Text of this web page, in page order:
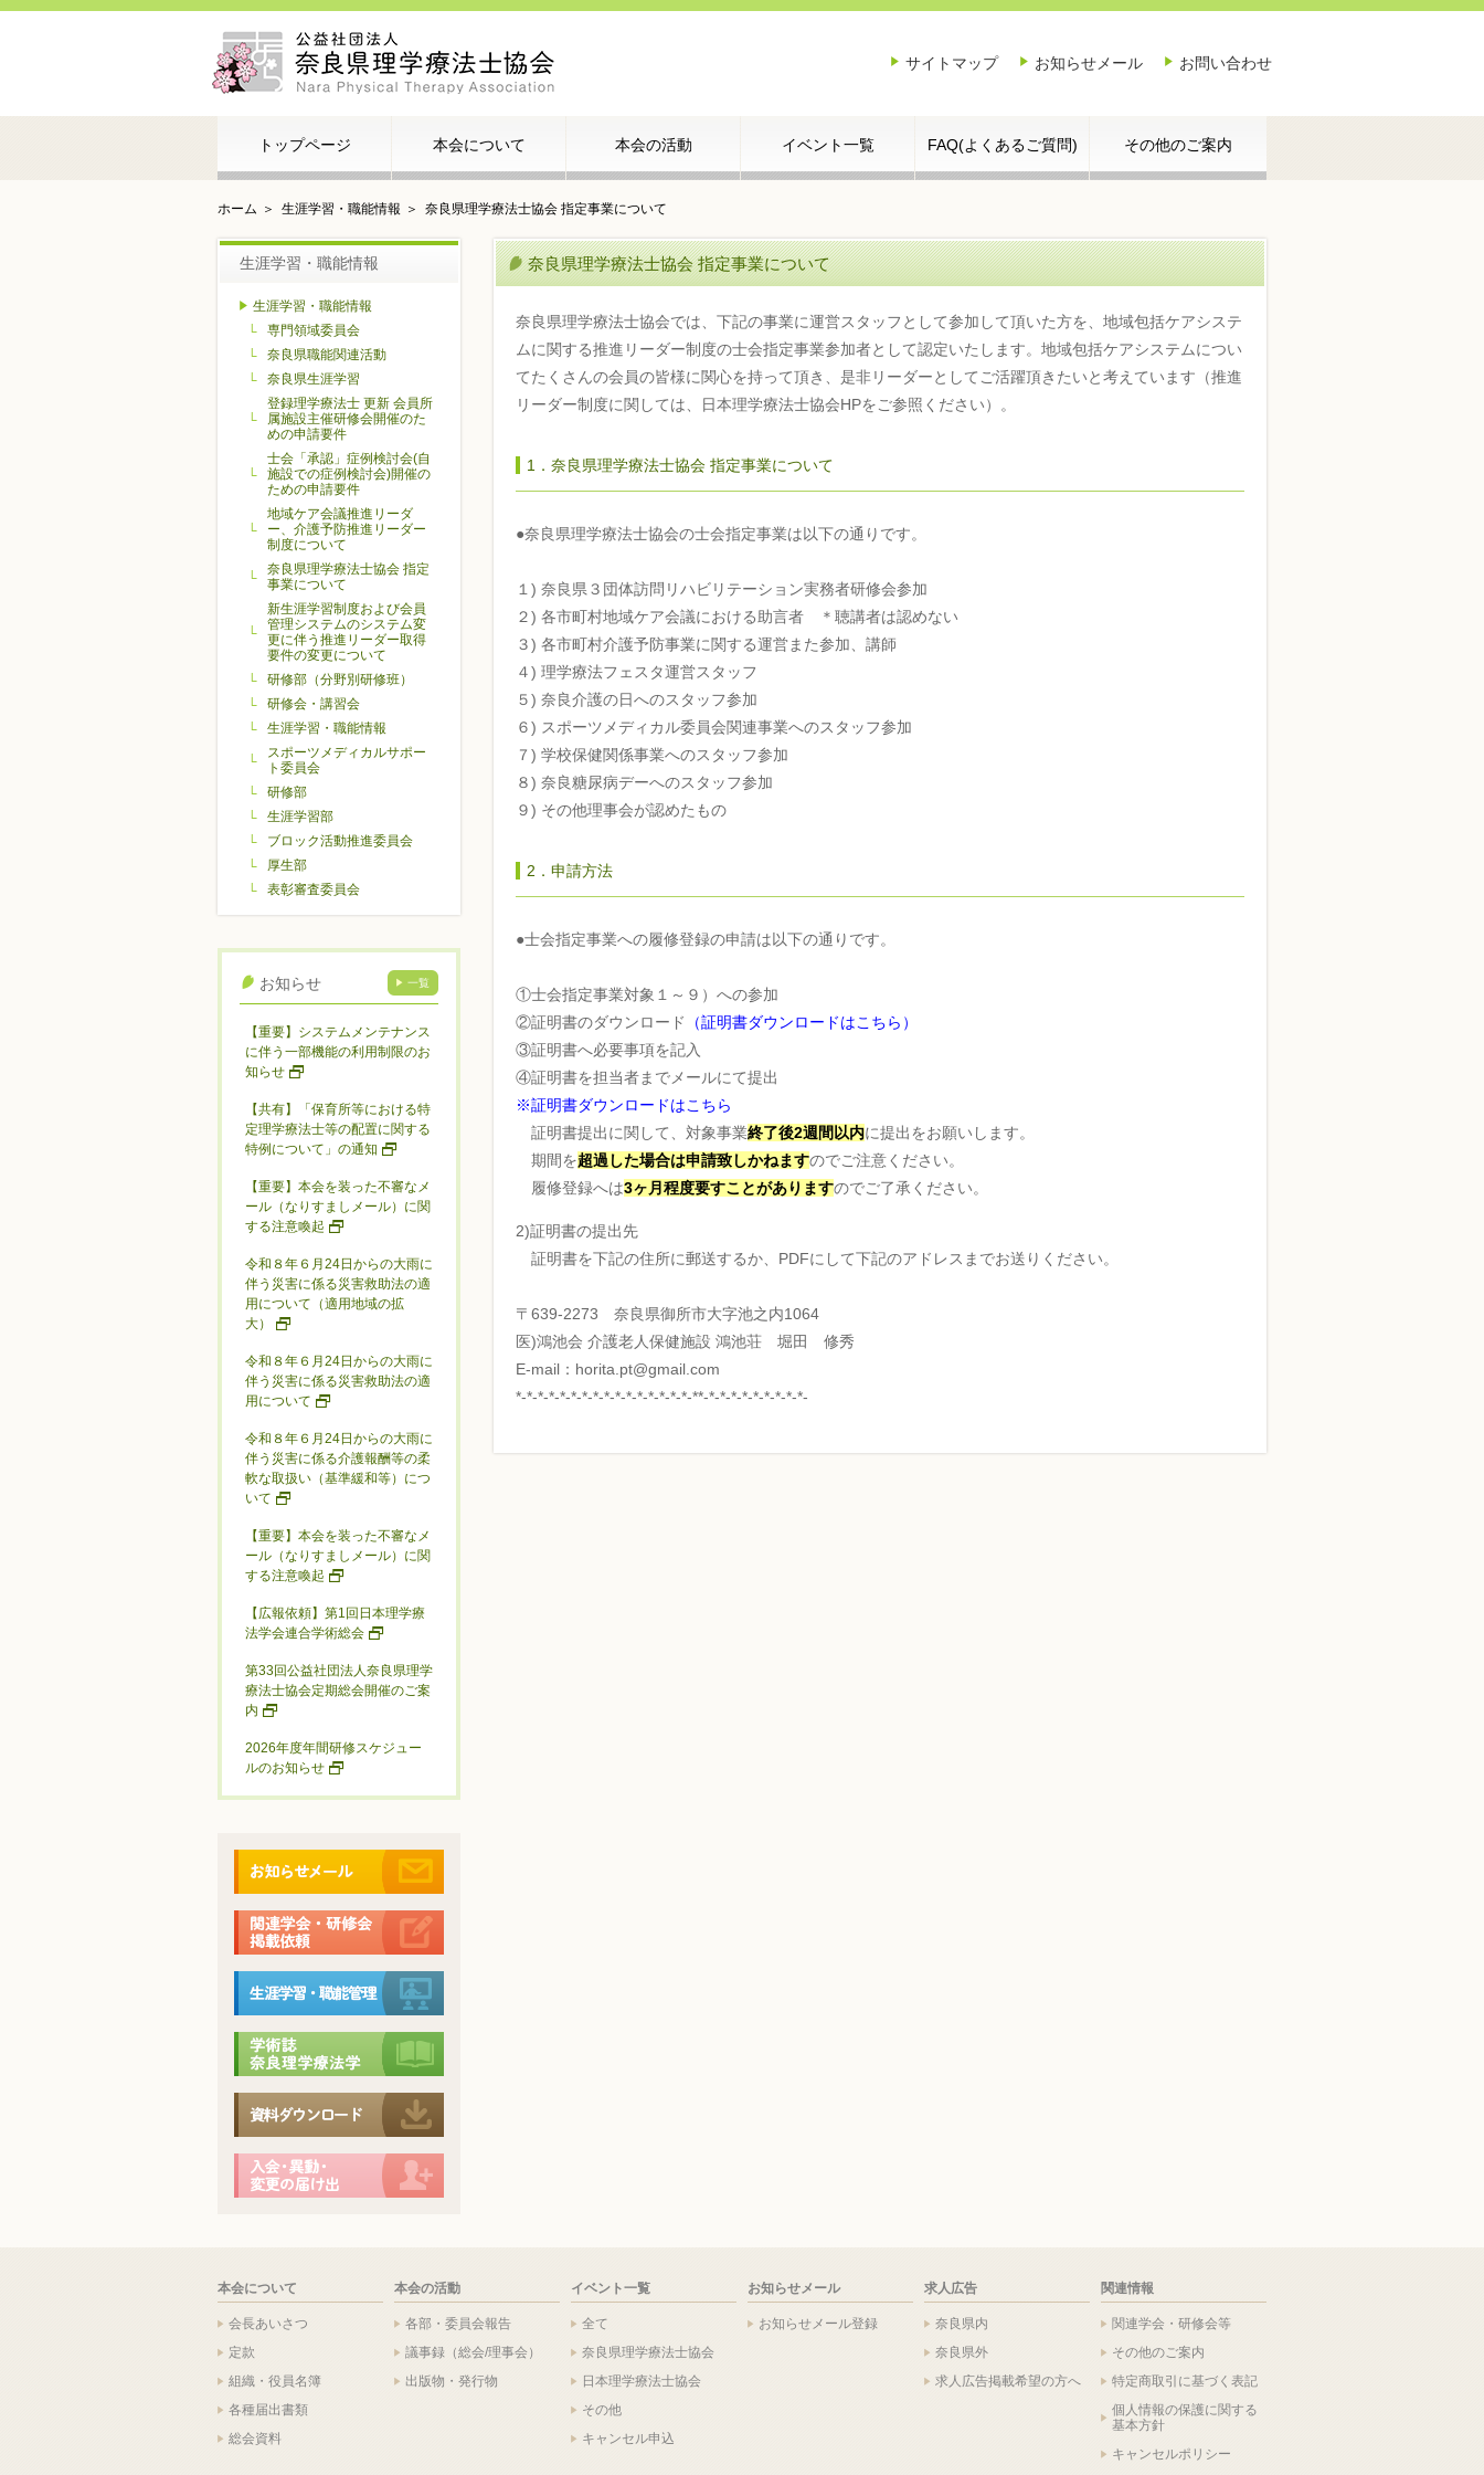
お問い合わせ
お知らせメール
サイトマップ
トップページ 本会について 本会の活動 イベント一覧 FAQ(よくあるご質問) その他のご案内
ホーム 生涯学習・職能情報 奈良県理学療法士協会 指定事業について
奈良県理学療法士協会 指定事業について
奈良県理学療法士協会では、下記の事業に運営スタッフとして参加して頂いた方を、地域包括ケアシステ
ムに関する推進リーダー制度の士会指定事業参加者として認定いたします。地域包括ケアシステムについ
てたくさんの会員の皆様に関心を持って頂き、是非リーダーとしてご活躍頂きたいと考えています（推進
リーダー制度に関しては、日本理学療法士協会HPをご参照ください）。
1．奈良県理学療法士協会 指定事業について
●奈良県理学療法士協会の士会指定事業は以下の通りです。
１) 奈良県３団体訪問リハビリテーション実務者研修会参加
２) 各市町村地域ケア会議における助言者 ＊聴講者は認めない
３) 各市町村介護予防事業に関する運営また参加、講師
４) 理学療法フェスタ運営スタッフ
５) 奈良介護の日へのスタッフ参加
６) スポーツメディカル委員会関連事業へのスタッフ参加
７) 学校保健関係事業へのスタッフ参加
８) 奈良糖尿病デーへのスタッフ参加
９) その他理事会が認めたもの
2．申請方法
●士会指定事業への履修登録の申請は以下の通りです。
①士会指定事業対象１～９）への参加
②証明書のダウンロード
（証明書ダウンロードはこちら）
③証明書へ必要事項を記入
④証明書を担当者までメールにて提出
※証明書ダウンロードはこちら
証明書提出に関して、対象事業終了後2週間以内に提出をお願いします。
期間を超過した場合は申請致しかねますのでご注意ください。
履修登録へは3ヶ月程度要すことがありますのでご了承ください。
2)証明書の提出先
証明書を下記の住所に郵送するか、PDFにして下記のアドレスまでお送りください。
〒639-2273 奈良県御所市大字池之内1064
医)鴻池会 介護老人保健施設 鴻池荘 堀田 修秀
E-mail：horita.pt@gmail.com
*-*-*-*-*-*-*-*-*-*-*-*-*-*-*-*-**-*-*-*-*-*-*-*-*-*-
生涯学習・職能情報
生涯学習・職能情報
専門領域委員会
奈良県職能関連活動
奈良県生涯学習
登録理学療法士 更新 会員所
属施設主催研修会開催のた
めの申請要件
士会「承認」症例検討会(自
施設での症例検討会)開催の
ための申請要件
地域ケア会議推進リーダ
ー、介護予防推進リーダー
制度について
奈良県理学療法士協会 指定
事業について
新生涯学習制度および会員
管理システムのシステム変
更に伴う推進リーダー取得
要件の変更について
研修部（分野別研修班）
研修会・講習会
生涯学習・職能情報
スポーツメディカルサポー
ト委員会
研修部
生涯学習部
ブロック活動推進委員会
厚生部
表彰審査委員会
お知らせ 一覧
【重要】システムメンテナンス
に伴う一部機能の利用制限のお
知らせ
【共有】「保育所等における特
定理学療法士等の配置に関する
特例について」の通知
【重要】本会を装った不審なメ
ール（なりすましメール）に関
する注意喚起
令和８年６月24日からの大雨に
伴う災害に係る災害救助法の適
用について（適用地域の拡
大）
令和８年６月24日からの大雨に
伴う災害に係る災害救助法の適
用について
令和８年６月24日からの大雨に
伴う災害に係る介護報酬等の柔
軟な取扱い（基準緩和等）につ
いて
【重要】本会を装った不審なメ
ール（なりすましメール）に関
する注意喚起
【広報依頼】第1回日本理学療
法学会連合学術総会
第33回公益社団法人奈良県理学
療法士協会定期総会開催のご案
内
2026年度年間研修スケジュー
ルのお知らせ
本会について
会長あいさつ
定款
組織・役員名簿
各種届出書類
総会資料
本会の活動
各部・委員会報告
議事録（総会/理事会）
出版物・発行物
イベント一覧
全て
奈良県理学療法士協会
日本理学療法士協会
その他
キャンセル申込
お知らせメール
お知らせメール登録
求人広告
奈良県内
奈良県外
求人広告掲載希望の方へ
関連情報
関連学会・研修会等
その他のご案内
特定商取引に基づく表記
個人情報の保護に関する
基本方針
キャンセルポリシー